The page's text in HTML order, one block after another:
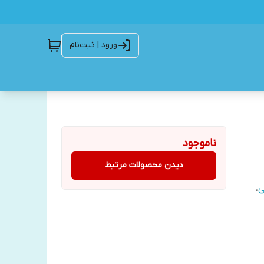
ورود | ثبت‌نام
،
ناموجود
دیدن محصولات مرتبط